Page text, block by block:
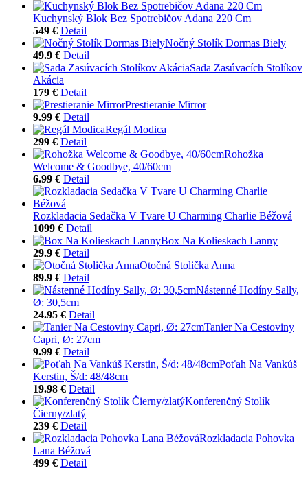
Kuchynský Blok Bez Spotrebičov Adana 220 Cm
549 € Detail
Nočný Stolík Dormas Biely
49.9 € Detail
Sada Zasúvacích Stolíkov
Akácia
179 € Detail
Prestieranie Mirror
9.99 € Detail
Regál Modica
299 € Detail
Rohožka
Welcome & Goodbye, 40/60cm
6.99 € Detail
Rozkladacia Sedačka V Tvare U Charming Charlie Béžová
1099 € Detail
Box Na Kolieskach Lanny
29.9 € Detail
Otočná Stolička Anna
89.9 € Detail
Nástenné Hodíny Sally,
Ø: 30,5cm
24.95 € Detail
Tanier Na Cestoviny
Capri, Ø: 27cm
9.99 € Detail
Poťah Na Vankúš
Kerstin, Š/d: 48/48cm
19.98 € Detail
Konferenčný Stolík
Čierny/zlatý
239 € Detail
Rozkladacia Pohovka
Lana Béžová
499 € Detail